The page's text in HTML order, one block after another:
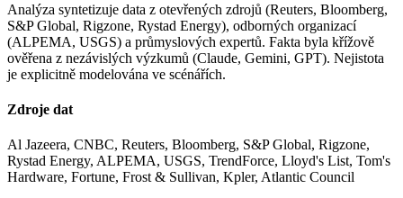
Analýza syntetizuje data z otevřených zdrojů (Reuters, Bloomberg,
S&P Global, Rigzone, Rystad Energy), odborných organizací
(ALPEMA, USGS) a průmyslových expertů. Fakta byla křížově
ověřena z nezávislých výzkumů (Claude, Gemini, GPT). Nejistota
je explicitně modelována ve scénářích.
Zdroje dat
Al Jazeera, CNBC, Reuters, Bloomberg, S&P Global, Rigzone,
Rystad Energy, ALPEMA, USGS, TrendForce, Lloyd's List, Tom's
Hardware, Fortune, Frost & Sullivan, Kpler, Atlantic Council